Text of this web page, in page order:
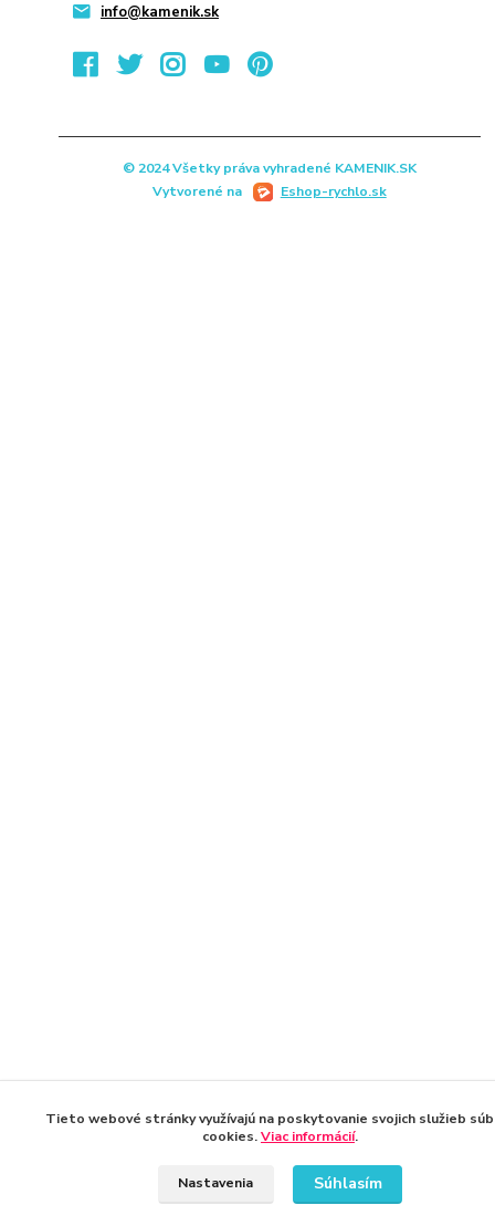
info@kamenik.sk
© 2024 Všetky práva vyhradené KAMENIK.SK
Vytvorené na
Eshop-rychlo.sk
Tieto webové stránky využívajú na poskytovanie svojich služieb
cookies.Viac informácií.
Nastavenia Súhlasím